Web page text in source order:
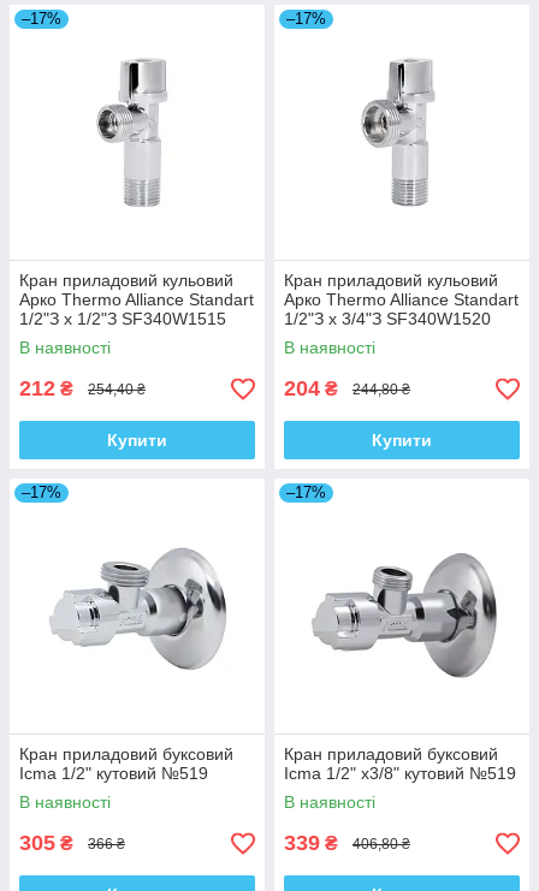
–17%
Кран приладовий кульовий
Арко Thermo Alliance Standart
1/2"З х 1/2"З SF340W1515
В наявності
212 ₴ 254,40 ₴
Купити
–17%
Кран приладовий кульовий
Арко Thermo Alliance Standart
1/2"З х 3/4"З SF340W1520
В наявності
204 ₴ 244,80 ₴
Купити
–17%
Кран приладовий буксовий
Icma 1/2" кутовий №519
В наявності
305 ₴ 366 ₴
–17%
Кран приладовий буксовий
Icma 1/2" х3/8" кутовий №519
В наявності
339 ₴ 406,80 ₴